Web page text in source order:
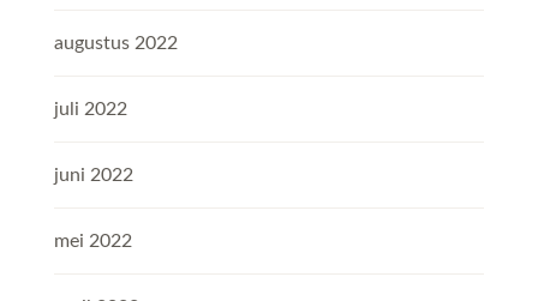
augustus 2022
juli 2022
juni 2022
mei 2022